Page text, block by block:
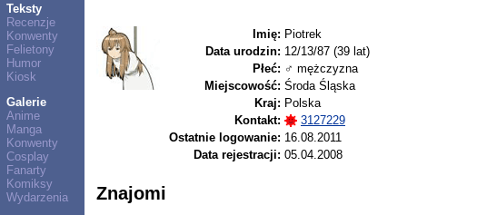
Teksty
Recenzje
Konwenty
Felietony
Humor
Kiosk
Galerie
Anime
Manga
Konwenty
Cosplay
Fanarty
Komiksy
Wydarzenia
Imię: Piotrek
Data urodzin: 12/13/87 (39 lat)
Płeć: ♂ mężczyzna
Miejscowość: Środa Śląska
Kraj: Polska
Kontakt:
3127229
Ostatnie logowanie: 16.08.2011
Data rejestracji: 05.04.2008
Znajomi